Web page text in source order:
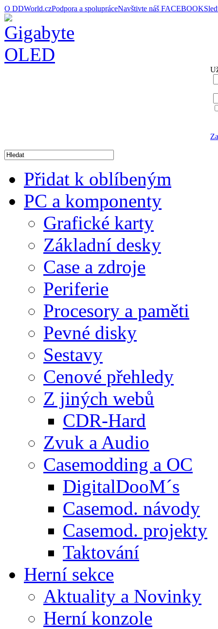
O DDWorld.czPodpora a spolupráceNavštivte náš FACEBOOK
Přidat k oblíbeným
PC a komponenty
Grafické karty
Základní desky
Case a zdroje
Periferie
Procesory a paměti
Pevné disky
Sestavy
Cenové přehledy
Z jiných webů
CDR-Hard
Zvuk a Audio
Casemodding a OC
DigitalDooM´s
Casemod. návody
Casemod. projekty
Taktování
Herní sekce
Aktuality a Novinky
Herní konzole